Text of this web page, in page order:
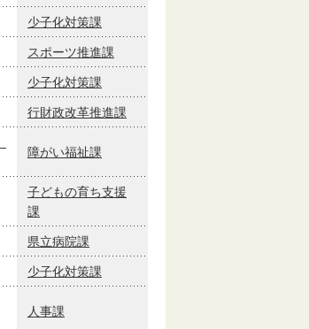
少子化対策課
スポーツ推進課
少子化対策課
行財政改革推進課
障がい福祉課
子どもの育ち支援
課
県立病院課
少子化対策課
人事課